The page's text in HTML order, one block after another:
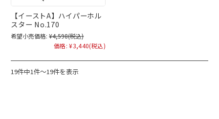
【イーストA】ハイパーホル
スター No.170
希望小売価格: ¥4,598(税込)
価格: ¥3,440(税込)
19件中1件～19件を表示